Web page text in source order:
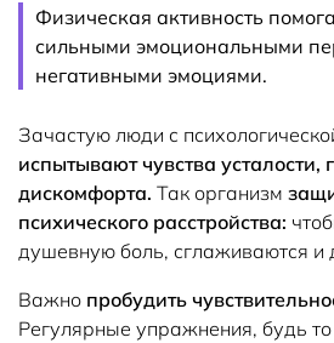
Физическая активность
сильными эмоциональными
негативными эмоциями.
Зачастую люди с
испытывают чувства усталости,
дискомфорта. Так организм
психического расстройства:
душевную боль, сглаживаются и
Важно пробудить
Регулярные упражнения, будь